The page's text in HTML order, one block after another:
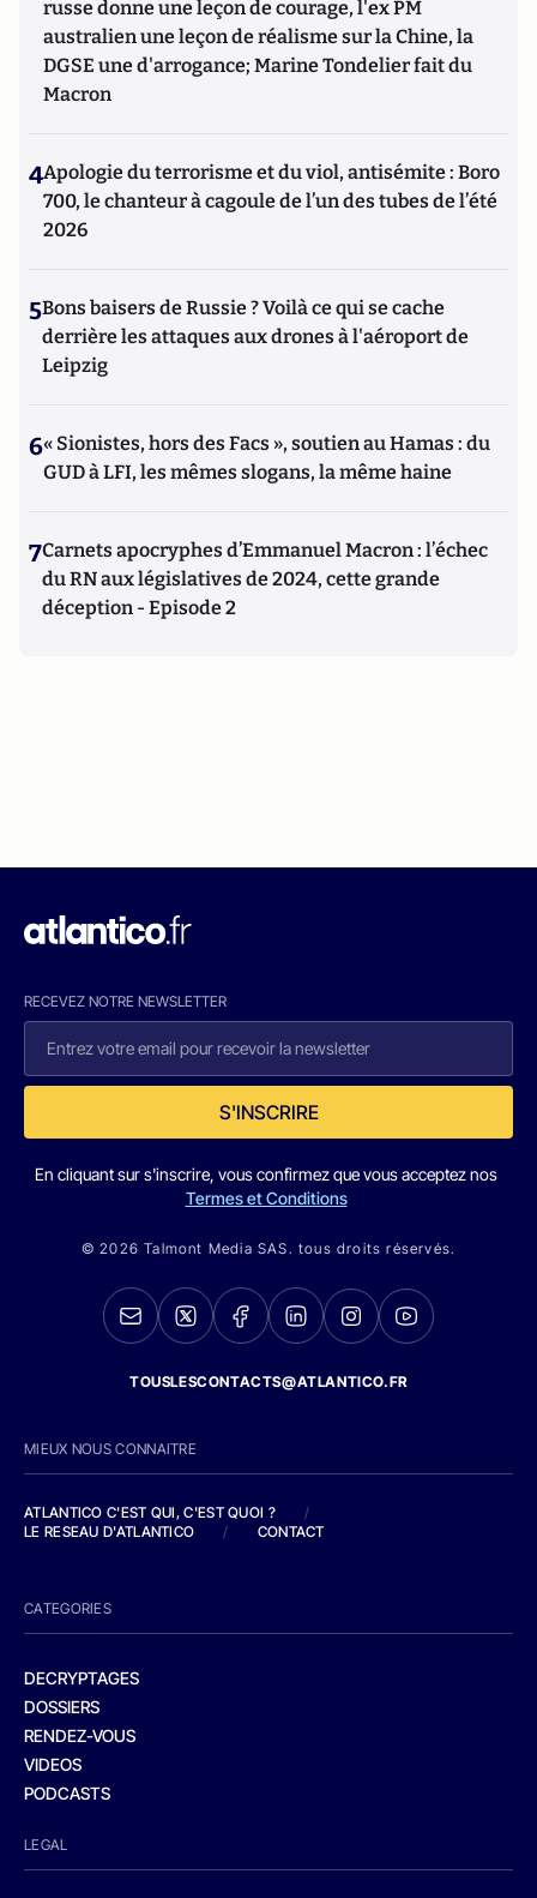
russe donne une leçon de courage, l'ex PM
australien une leçon de réalisme sur la Chine, la
DGSE une d'arrogance; Marine Tondelier fait du
Macron
4Apologie du terrorisme et du viol, antisémite : Boro
700, le chanteur à cagoule de l’un des tubes de l’été
2026
5Bons baisers de Russie ? Voilà ce qui se cache
derrière les attaques aux drones à l'aéroport de
Leipzig
6« Sionistes, hors des Facs », soutien au Hamas : du
GUD à LFI, les mêmes slogans, la même haine
7Carnets apocryphes d’Emmanuel Macron : l’échec
du RN aux législatives de 2024, cette grande
déception - Episode 2
RECEVEZ NOTRE NEWSLETTER
S'INSCRIRE
En cliquant sur s'inscrire, vous confirmez que vous acceptez nos
Termes et Conditions
© 2026 Talmont Media SAS. tous droits réservés.
TOUSLESCONTACTS@ATLANTICO.FR
MIEUX NOUS CONNAITRE
ATLANTICO C'EST QUI, C'EST QUOI ?
/
LE RESEAU D'ATLANTICO
/ CONTACT
CATEGORIES
DECRYPTAGES
DOSSIERS
RENDEZ-VOUS
VIDEOS
PODCASTS
LEGAL